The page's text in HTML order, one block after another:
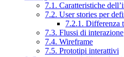
7.1. Caratteristiche
7.2. User stories per
7.2.1. Differenza
7.3. Flussi di interazione
7.4. Wireframe
7.5. Prototipi interattivi